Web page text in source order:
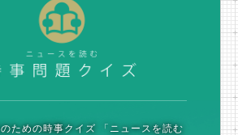
ための時事クイズ 「ニュースを読む